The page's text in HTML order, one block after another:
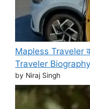
Mapless Traveler
Traveler
by Niraj Singh